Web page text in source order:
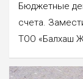
Бюджетные
счета.
ТОО «Балхаш